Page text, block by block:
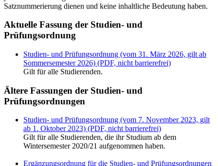
Satznummerierung dienen und keine inhaltliche Bedeutung haben.
Aktuelle Fassung der Studien- und
Prüfungsordnung
Studien- und Prüfungsordnung (vom 31. März 2026, gilt ab
Sommersemester 2026) (PDF, nicht barrierefrei)
Gilt für alle Studierenden.
Ältere Fassungen der Studien- und
Prüfungsordnungen
Studien- und Prüfungsordnung (vom 7. November 2023, gilt
ab 1. Oktober 2023) (PDF, nicht barrierefrei)
Gilt für alle Studierenden, die ihr Studium ab dem
Wintersemester 2020/21 aufgenommen haben.
Ergänzungsordnung für die Studien- und Prüfungsordnungen